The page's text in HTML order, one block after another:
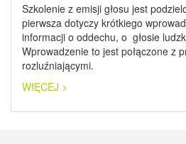
Szkolenie z emisji głosu jest
pierwsza dotyczy krótkiego
informacji o oddechu, o głosie
Wprowadzenie to jest połączone z
rozluźniającymi.
WIĘCEJ >